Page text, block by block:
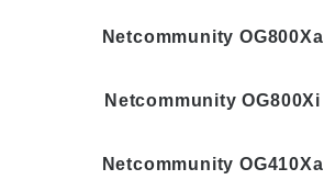
Netcommunity OG800Xa
Netcommunity OG800Xi
Netcommunity OG410Xa